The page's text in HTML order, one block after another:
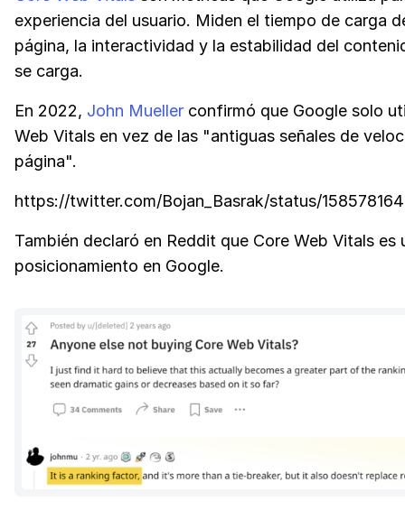
experiencia del usuario. Miden el tiempo de carga
página, la interactividad y la estabilidad del
se carga.
En 2022, John Mueller confirmó que Google solo
Web Vitals en vez de las "antiguas señales de
página".
https://twitter.com/Bojan_Basrak/status/
También declaró en Reddit que Core Web Vitals
posicionamiento en Google.